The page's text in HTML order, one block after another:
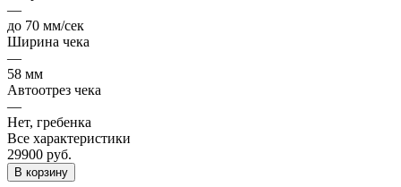
—
до 70 мм/сек
Ширина чека
—
58 мм
Автоотрез чека
—
Нет, гребенка
Все характеристики
29900 руб.
В корзину